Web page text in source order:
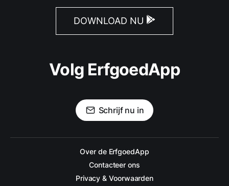
DOWNLOAD NU
Volg ErfgoedApp
Schrijf nu in
Over de ErfgoedApp
Contacteer ons
Privacy & Voorwaarden